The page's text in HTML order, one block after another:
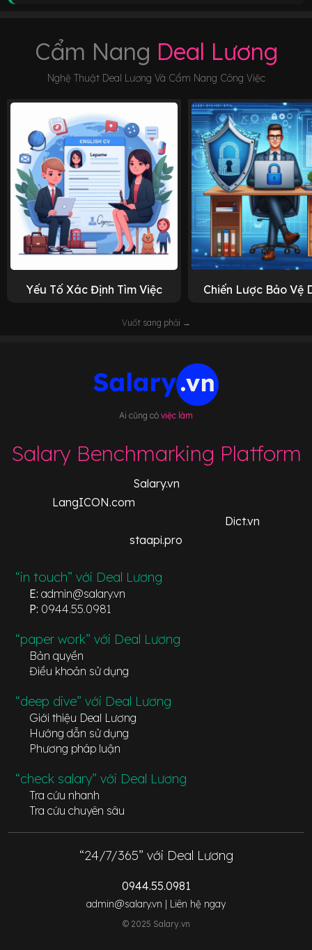
Cẩm Nang Deal Lương
Nghệ Thuật Deal Lương Và Cẩm Nang Công Việc
Yếu Tố Xác Định Tìm Việc Chiến Lược Bảo Vệ
Vuốt sang phải →
Ai cũng có việc làm
Salary Benchmarking Platform
Salary.vn
LangICON.com
Dict.vn
staapi.pro
“in touch” với Deal Lương
E: admin@salary.vn
P: 0944.55.0981
“paper work” với Deal Lương
Bản quyền
Điều khoản sử dụng
“deep dive” với Deal Lương
Giới thiệu Deal Lương
Hướng dẫn sử dụng
Phương pháp luận
“check salary” với Deal Lương
Tra cứu nhanh
Tra cứu chuyên sâu
“24/7/365” với Deal Lương
0944.55.0981
admin@salary.vn | Liên hệ ngay
© 2025 Salary.vn